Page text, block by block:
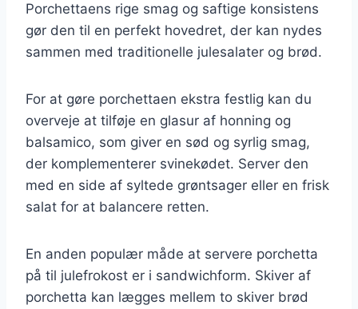
Porchettaens rige smag og saftige konsistens
gør den til en perfekt hovedret, der kan nydes
sammen med traditionelle julesalater og brød.
For at gøre porchettaen ekstra festlig kan du
overveje at tilføje en glasur af honning og
balsamico, som giver en sød og syrlig smag,
der komplementerer svinekødet. Server den
med en side af syltede grøntsager eller en frisk
salat for at balancere retten.
En anden populær måde at servere porchetta
på til julefrokost er i sandwichform. Skiver af
porchetta kan lægges mellem to skiver brød